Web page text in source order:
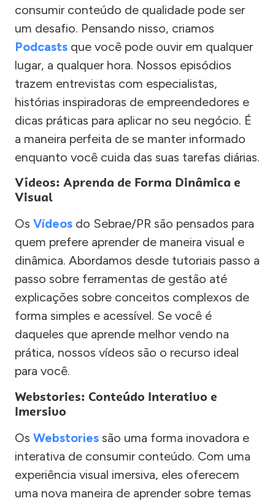
consumir conteúdo de qualidade pode ser
um desafio. Pensando nisso, criamos
Podcasts que você pode ouvir em qualquer
lugar, a qualquer hora. Nossos episódios
trazem entrevistas com especialistas,
histórias inspiradoras de empreendedores e
dicas práticas para aplicar no seu negócio. É
a maneira perfeita de se manter informado
enquanto você cuida das suas tarefas diárias.
Vídeos: Aprenda de Forma Dinâmica e
Visual
Os Vídeos do Sebrae/PR são pensados para
quem prefere aprender de maneira visual e
dinâmica. Abordamos desde tutoriais passo a
passo sobre ferramentas de gestão até
explicações sobre conceitos complexos de
forma simples e acessível. Se você é
daqueles que aprende melhor vendo na
prática, nossos vídeos são o recurso ideal
para você.
Webstories: Conteúdo Interativo e
Imersivo
Os Webstories são uma forma inovadora e
interativa de consumir conteúdo. Com uma
experiência visual imersiva, eles oferecem
uma nova maneira de aprender sobre temas